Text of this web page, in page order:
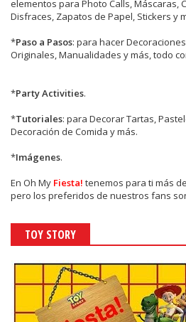
elementos para Photo Calls, Máscaras,
Disfraces, Zapatos de Papel, Stickers y
*Paso a Pasos: para hacer
Originales, Manualidades y más, todo
*Party Activities.
*Tutoriales: para Decorar Tartas,
Decoración de Comida y más.
*Imágenes.
En Oh My Fiesta! tenemos para ti más
pero los preferidos de nuestros fans
TOY STORY